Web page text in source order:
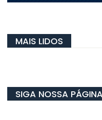
MAIS LIDOS
SIGA NOSSA PÁGINA